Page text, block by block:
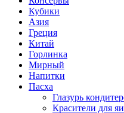
Кубики
Азия
Греция
Китай
Горлинка
Мирный
Напитки
Пасха
Глазурь
Красители для